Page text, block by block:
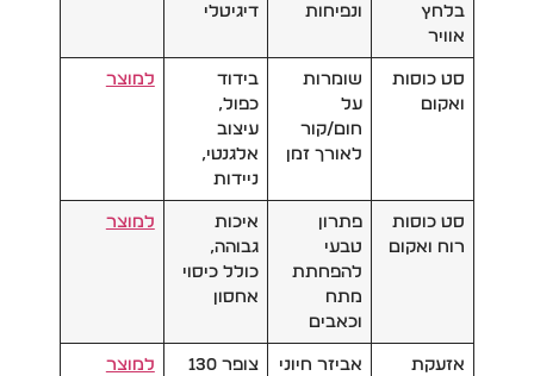
בלחץ
אוויר
ונפיחות
דיגיטלי
סט כוסות
ואקום
שומרות
על
חום/קור
לאורך זמן
בידוד
כפול,
עיצוב
אלגנטי,
ניידות
למוצר
סט כוסות
רוח ואקום
פתרון
טבעי
להפחתת
מתח
וכאבים
איכות
גבוהה,
כולל כיסוי
אחסון
למוצר
אזעקת
אביזר חיוני
צופר 130
למוצר